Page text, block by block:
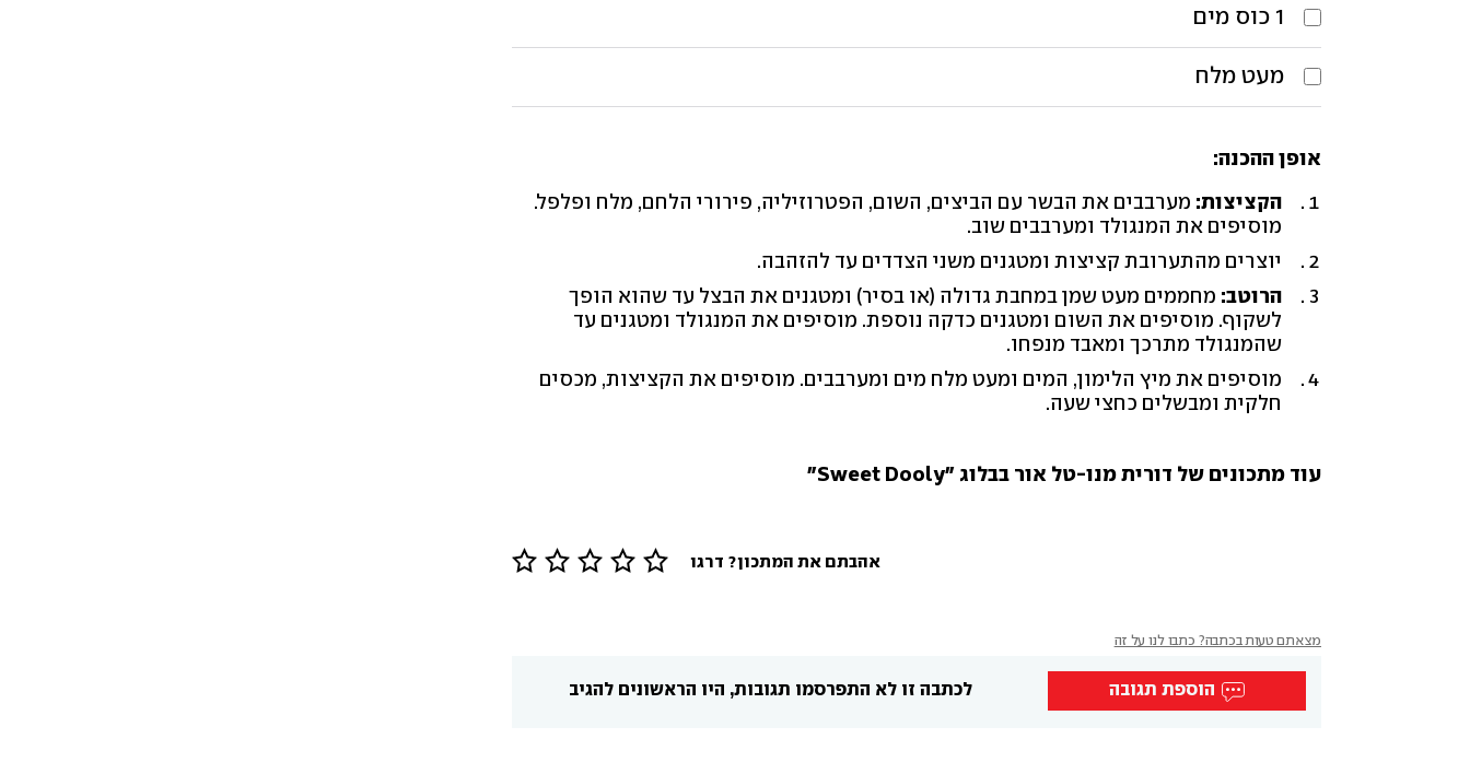
1 כוס מים
מעט מלח
אופן ההכנה:
הקציצות: מערבבים את הבשר עם הביצים, השום, הפטרוזיליה, פירורי הלחם, מלח ופלפל.
מוסיפים את המנגולד ומערבבים שוב.
יוצרים מהתערובת קציצות ומטגנים משני הצדדים עד להזהבה.
הרוטב: מחממים מעט שמן במחבת גדולה (או בסיר) ומטגנים את הבצל עד שהוא הופך
לשקוף. מוסיפים את השום ומטגנים כדקה נוספת. מוסיפים את המנגולד ומטגנים עד
שהמנגולד מתרכך ומאבד מנפחו.
מוסיפים את מיץ הלימון, המים ומעט מלח מים ומערבבים. מוסיפים את הקציצות, מכסים
חלקית ומבשלים כחצי שעה.
עוד מתכונים של דורית מנו-טל אור בבלוג "Sweet Dooly"
אהבתם את המתכון? דרגו
מצאתם טעות בכתבה? כתבו לנו על זה
לכתבה זו לא התפרסמו תגובות, היו הראשונים להגיב הוספת תגובה